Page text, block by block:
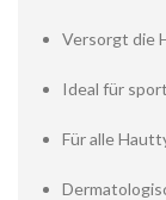
Versorgt die
Ideal für
Für alle